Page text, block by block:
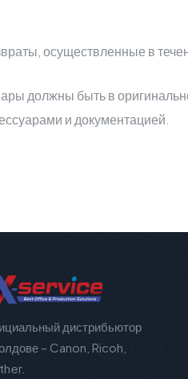
осуществленные в
должны быть в
и документацией.
дистрибьютор
– Canon, Ricoh,